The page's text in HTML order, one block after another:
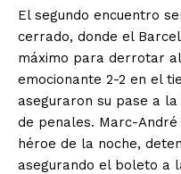
El segundo encuentro
cerrado, donde el
máximo para derrotar
emocionante 2-2 en el
aseguraron su pase a
de penales. Marc-
héroe de la noche,
asegurando el boleto a